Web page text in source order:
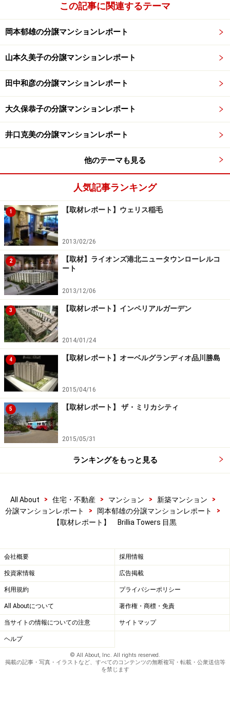
この記事に関連するテーマ
岡本郁雄の分譲マンションレポート
山本久美子の分譲マンションレポート
田中和彦の分譲マンションレポート
大久保恭子の分譲マンションレポート
井口克美の分譲マンションレポート
他のテーマも見る
人気記事ランキング
1 【取材レポート】ウェリス稲毛
2013/02/26
2
【取材】ライオンズ港北ニュータウンローレルコ
ート
2013/12/06
3 【取材レポート】インペリアルガーデン
2014/01/24
4 【取材レポート】オーベルグランディオ品川勝島
2015/04/16
5 【取材レポート】 ザ・ミリカシティ
2015/05/31
ランキングをもっと見る
All About > 住宅・不動産 > マンション > 新築マンション
>
分譲マンションレポート
> 岡本郁雄の分譲マンションレポート
>
【取材レポート】 Brillia Towers 目黒
会社概要 採用情報
投資家情報 広告掲載
利用規約 プライバシーポリシー
All Aboutについて 著作権・商標・免責
当サイトの情報についての注意 サイトマップ
ヘルプ
© All About, Inc. All rights reserved.
掲載の記事・写真・イラストなど、すべてのコンテンツの無断複写・転載・公衆送信等
を禁じます